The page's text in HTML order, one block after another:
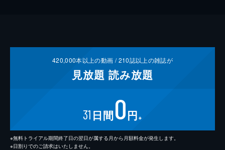
420,000本以上の動画 /210誌以上の雑誌が
見放題 読み放題
31 日間0円 ※
※無料トライアル期間終了日の翌日が属する月から月額料金が発生します。
※日割りでのご請求はいたしません。